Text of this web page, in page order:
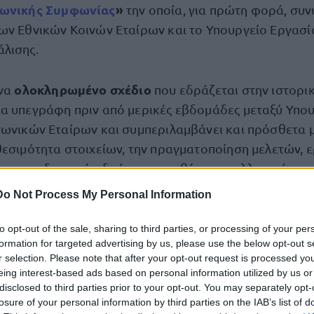
Not Process My Personal Information
opt-out of the sale, sharing to third parties, or processing of your
for targeted advertising by us, please use the below opt-out
selection. Please note that after your opt-out request is processed
interest-based ads based on personal information utilized by us
to third parties prior to your opt-out. You may separately
of your personal information by third parties on the IAB’s list of
Συμφωνίας» την οποία, για πρώτη φορά,
Εθνικών Κοινών Εταίρων και το Υπουργείο
ολοκληρωμένο σχέδιο που εδράζεται στην
υπεγράφη πριν από μερικές εβδομάδες μεταξύ
Εταίρων και συμπεριλαμβάνει και πρόσθετα
στοιχείων, την πραγματοποίηση μελετών,
εκπαιδευτικών δράσεων για θέματα συλλογικών
τα οποία και αυτά έχουν συζητηθεί εκτενώς με
έχει σαφέςχρονοδιάγραμμα εφαρμογής- από το
την αυτονομία των κοινωνικών εταίρων και έχει
των εργαζομένων από συλλογικές συμβάσεις
και την προβλεψιμότητα στην αγορά